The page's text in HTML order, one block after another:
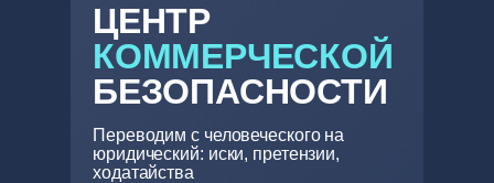
ЦЕНТР
КОММЕРЧЕСКОЙ
БЕЗОПАСНОСТИ
Переводим с человеческого на
юридический: иски, претензии,
ходатайства